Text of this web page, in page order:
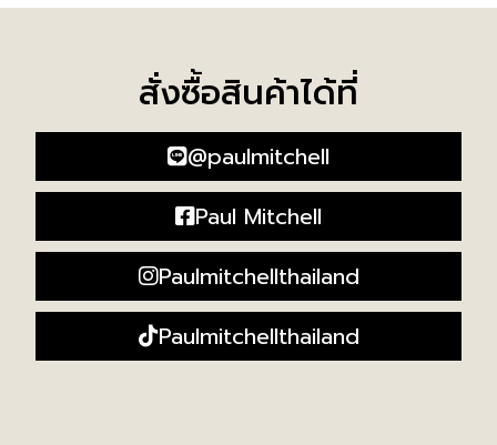
สั่งซื้อสินค้าได้ที่
@paulmitchell
Paul Mitchell
Paulmitchellthailand
Paulmitchellthailand